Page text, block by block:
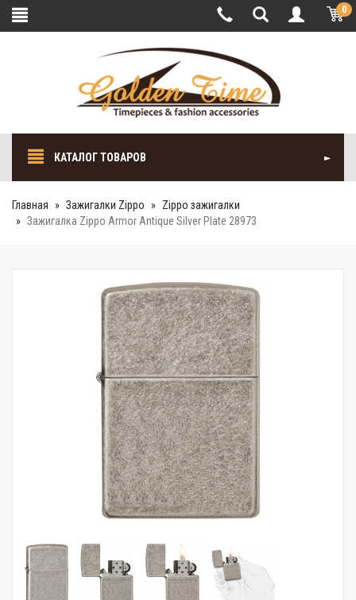
0
КАТАЛОГ ТОВАРОВ
Главная Зажигалки Zippo
Zippo зажигалки
Зажигалка Zippo Armor Antique Silver Plate 28973